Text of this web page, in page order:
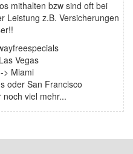
mithalten bzw sind oft bei
Leistung z.B. Versicherungen
Vegas
> Miami
oder San Francisco
viel mehr...